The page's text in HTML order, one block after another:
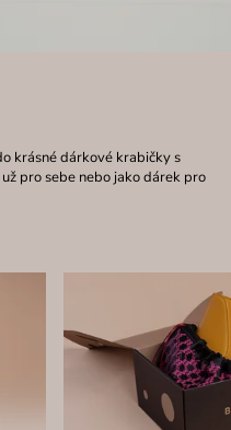
krásné dárkové krabičky s
pro sebe nebo jako dárek pro